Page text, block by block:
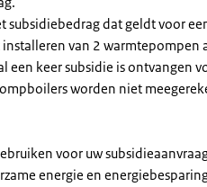
subsidiebedrag dat geldt voor
van 2 warmtepompen
een keer subsidie is ontvangen
worden niet
voor uw
energie en